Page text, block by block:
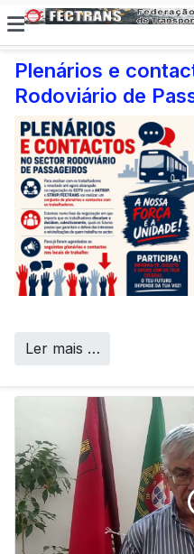
Plenários e
Rodoviário de
Ler mais …
Publicada portaria
de mercadorias